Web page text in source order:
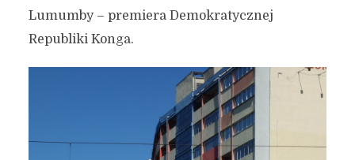
Lumumby – premiera Demokratycznej
Republiki Konga.